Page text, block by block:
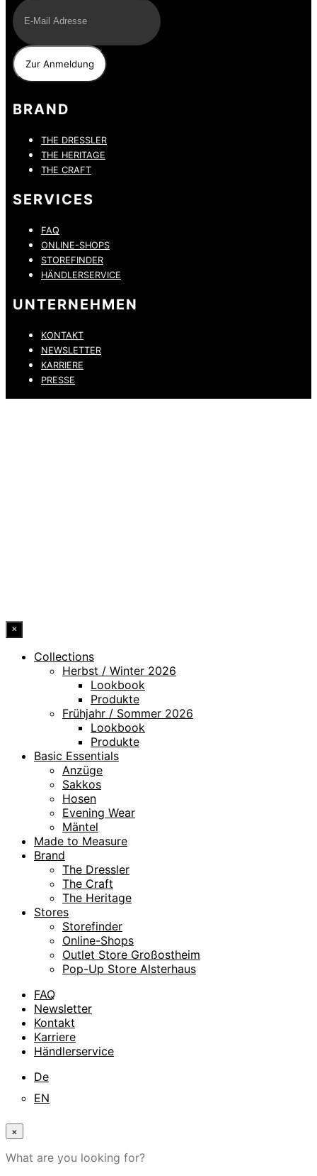
BRAND
THE DRESSLER
THE HERITAGE
THE CRAFT
SERVICES
FAQ
ONLINE-SHOPS
STOREFINDER
HÄNDLERSERVICE
UNTERNEHMEN
KONTAKT
NEWSLETTER
KARRIERE
PRESSE
×
Collections
Herbst / Winter 2026
Lookbook
Produkte
Frühjahr / Sommer 2026
Lookbook
Produkte
Basic Essentials
Anzüge
Sakkos
Hosen
Evening Wear
Mäntel
Made to Measure
Brand
The Dressler
The Craft
The Heritage
Stores
Storefinder
Online-Shops
Outlet Store Großostheim
Pop-Up Store Alsterhaus
FAQ
Newsletter
Kontakt
Karriere
Händlerservice
De
EN
×
What are you looking for?